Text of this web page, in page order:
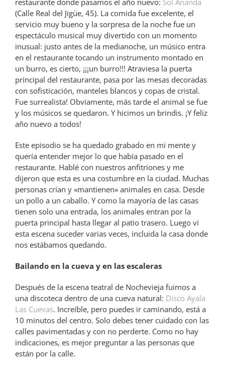
(Calle Real del Jigüe, 45). La comida fue excelente, el
servicio muy bueno y la sorpresa de la noche fue un
espectáculo musical muy divertido con un momento
inusual: justo antes de la medianoche, un músico entra
en el restaurante tocando un instrumento montado en
un burro, es cierto, ¡¡¡un burro!!! Atraviesa la puerta
principal del restaurante, pasa por las mesas decoradas
con sofisticación, manteles blancos y copas de cristal.
Fue surrealista! Obviamente, más tarde el animal se fue
y los músicos se quedaron. Y hicimos un brindis. ¡Y feliz
año nuevo a todos!
Este episodio se ha quedado grabado en mi mente y
quería entender mejor lo que había pasado en el
restaurante. Hablé con nuestros anfitriones y me
dijeron que esta es una costumbre en la ciudad. Muchas
personas crían y «mantienen» animales en casa. Desde
un pollo a un caballo. Y como la mayoría de las casas
tienen solo una entrada, los animales entran por la
puerta principal hasta llegar al patio trasero. Luego vi
esta escena suceder varias veces, incluida la casa donde
nos estábamos quedando.
Bailando en la cueva y en las escaleras
Después de la escena teatral de Nochevieja fuimos a
una discoteca dentro de una cueva natural: Disco Ayala
Las Cuevas. Increíble, pero puedes ir caminando, está a
10 minutos del centro. Solo debes tener cuidado con las
calles pavimentadas y con no perderte. Como no hay
indicaciones, es mejor preguntar a las personas que
están por la calle.